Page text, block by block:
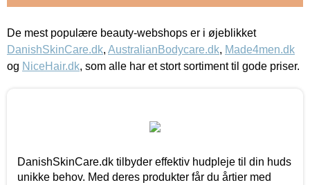
De mest populære beauty-webshops er i øjeblikket
DanishSkinCare.dk, AustralianBodycare.dk, Made4men.dk
og NiceHair.dk, som alle har et stort sortiment til gode priser.
DanishSkinCare.dk tilbyder effektiv hudpleje til din huds
unikke behov. Med deres produkter får du årtier med